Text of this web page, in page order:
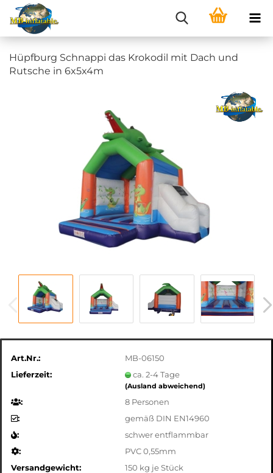
Hüpfburg Schnappi das Krokodil mit Dach und
Rutsche in 6x5x4m
Art.Nr.:
MB-06150
Lieferzeit:
ca. 2-4 Tage
(Ausland abweichend)
:
8 Personen
:
gemäß DIN EN14960
:
schwer entflammbar
:
PVC 0,55mm
Versandgewicht:
150 kg je Stück